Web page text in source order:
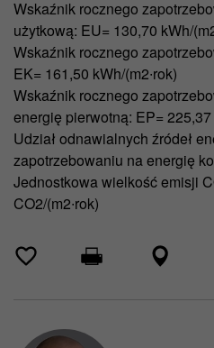
Wskaźnik rocznego
użytkową: EU= 130,70 kWh/
Wskaźnik rocznego
EK= 161,50 kWh/(m2∙rok)
Wskaźnik rocznego
energię pierwotną: EP= 225,37
Udział odnawialnych źródeł
zapotrzebowaniu na energię
Jednostkowa wielkość emisji
CO2/(m2∙rok)